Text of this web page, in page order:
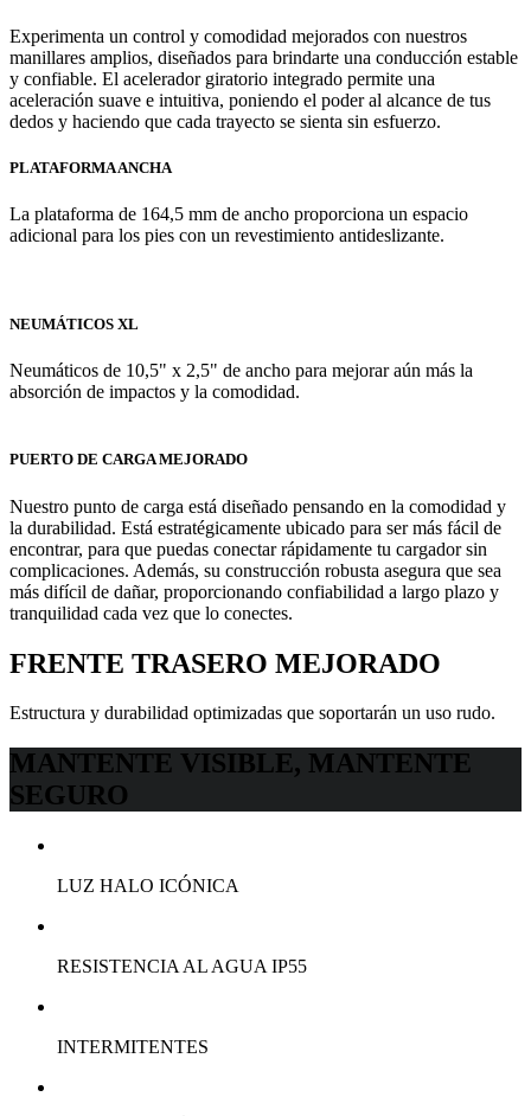
Experimenta un control y comodidad mejorados con nuestros
manillares amplios, diseñados para brindarte una conducción estable
y confiable. El acelerador giratorio integrado permite una
aceleración suave e intuitiva, poniendo el poder al alcance de tus
dedos y haciendo que cada trayecto se sienta sin esfuerzo.
PLATAFORMA ANCHA
La plataforma de 164,5 mm de ancho proporciona un espacio
adicional para los pies con un revestimiento antideslizante.
NEUMÁTICOS XL
Neumáticos de 10,5" x 2,5" de ancho para mejorar aún más la
absorción de impactos y la comodidad.
PUERTO DE CARGA MEJORADO
Nuestro punto de carga está diseñado pensando en la comodidad y
la durabilidad. Está estratégicamente ubicado para ser más fácil de
encontrar, para que puedas conectar rápidamente tu cargador sin
complicaciones. Además, su construcción robusta asegura que sea
más difícil de dañar, proporcionando confiabilidad a largo plazo y
tranquilidad cada vez que lo conectes.
FRENTE TRASERO MEJORADO
Estructura y durabilidad optimizadas que soportarán un uso rudo.
MANTENTE VISIBLE, MANTENTE
SEGURO
LUZ HALO ICÓNICA
RESISTENCIA AL AGUA IP55
INTERMITENTES